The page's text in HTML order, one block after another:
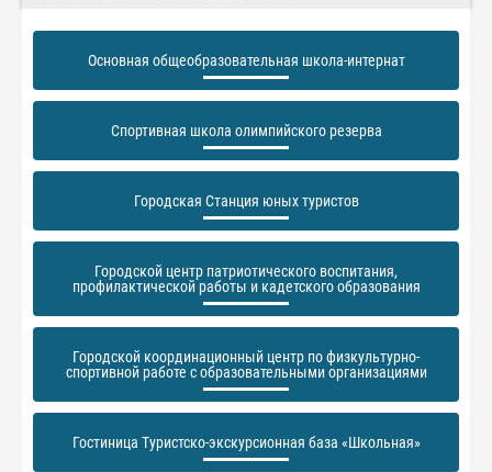
Основная общеобразовательная школа-интернат
Спортивная школа олимпийского резерва
Городская Станция юных туристов
Городской центр патриотического воспитания,
профилактической работы и кадетского образования
Городской координационный центр по физкультурно-
спортивной работе с образовательными организациями
Гостиница Туристско-экскурсионная база «Школьная»